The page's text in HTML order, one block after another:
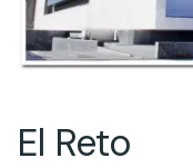
El Reto